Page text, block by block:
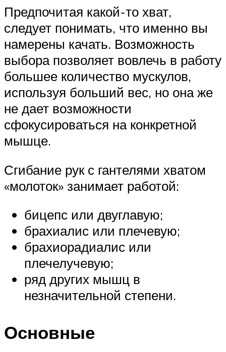
Предпочитая какой-то хват,
следует понимать, что именно вы
намерены качать. Возможность
выбора позволяет вовлечь в работу
большее количество мускулов,
используя больший вес, но она же
не дает возможности
сфокусироваться на конкретной
мышце.
Сгибание рук с гантелями хватом
«молоток» занимает работой:
бицепс или двуглавую;
брахиалис или плечевую;
брахиорадиалис или
плечелучевую;
ряд других мышц в
незначительной степени.
Основные